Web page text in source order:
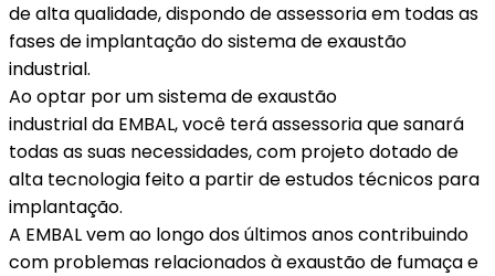
de alta qualidade, dispondo de assessoria em todas as
fases de implantação do sistema de exaustão
industrial.
Ao optar por um sistema de exaustão
industrial da EMBAL, você terá assessoria que sanará
todas as suas necessidades, com projeto dotado de
alta tecnologia feito a partir de estudos técnicos para
implantação.
A EMBAL vem ao longo dos últimos anos contribuindo
com problemas relacionados à exaustão de fumaça e